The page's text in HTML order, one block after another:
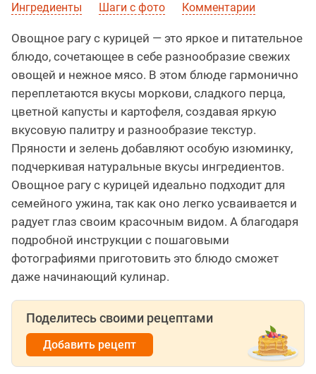
Ингредиенты Шаги с фото Комментарии
Овощное рагу с курицей — это яркое и питательное
блюдо, сочетающее в себе разнообразие свежих
овощей и нежное мясо. В этом блюде гармонично
переплетаются вкусы моркови, сладкого перца,
цветной капусты и картофеля, создавая яркую
вкусовую палитру и разнообразие текстур.
Пряности и зелень добавляют особую изюминку,
подчеркивая натуральные вкусы ингредиентов.
Овощное рагу с курицей идеально подходит для
семейного ужина, так как оно легко усваивается и
радует глаз своим красочным видом. А благодаря
подробной инструкции с пошаговыми
фотографиями приготовить это блюдо сможет
даже начинающий кулинар.
Поделитесь своими рецептами
Добавить рецепт